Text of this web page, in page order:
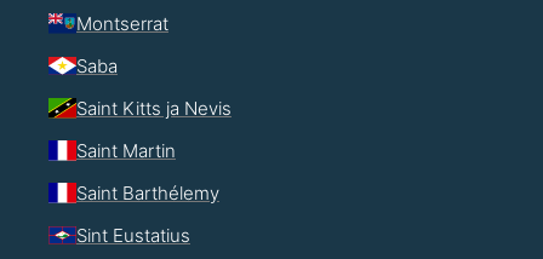
Montserrat
Saba
Saint Kitts ja Nevis
Saint Martin
Saint Barthélemy
Sint Eustatius